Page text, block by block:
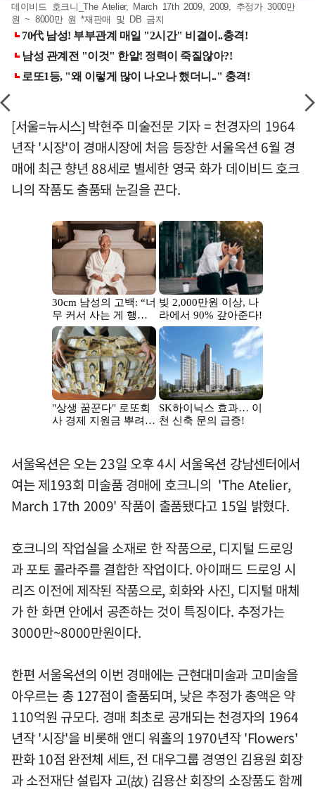
데이비드 호크니_The Atelier, March 17th 2009, 2009, 추정가 3000만
원 ~ 8000만 원 *재판매 및 DB 금지
[서울=뉴시스] 박현주 미술전문 기자 = 천경자의 1964
년작 '시장'이 경매시장에 처음 등장한 서울옥션 6월 경
매에 최근 향년 88세로 별세한 영국 화가 데이비드 호크
니의 작품도 출품돼 눈길을 끈다.
서울옥션은 오는 23일 오후 4시 서울옥션 강남센터에서
여는 제193회 미술품 경매에 호크니의 'The Atelier,
March 17th 2009' 작품이 출품됐다고 15일 밝혔다.
호크니의 작업실을 소재로 한 작품으로, 디지털 드로잉
과 포토 콜라주를 결합한 작업이다. 아이패드 드로잉 시
리즈 이전에 제작된 작품으로, 회화와 사진, 디지털 매체
가 한 화면 안에서 공존하는 것이 특징이다. 추정가는
3000만~8000만원이다.
한편 서울옥션의 이번 경매에는 근현대미술과 고미술을
아우르는 총 127점이 출품되며, 낮은 추정가 총액은 약
110억원 규모다. 경매 최초로 공개되는 천경자의 1964
년작 '시장'을 비롯해 앤디 워홀의 1970년작 'Flowers'
판화 10점 완전체 세트, 전 대우그룹 경영인 김용원 회장
과 소전재단 설립자 고(故) 김용산 회장의 소장품도 함께